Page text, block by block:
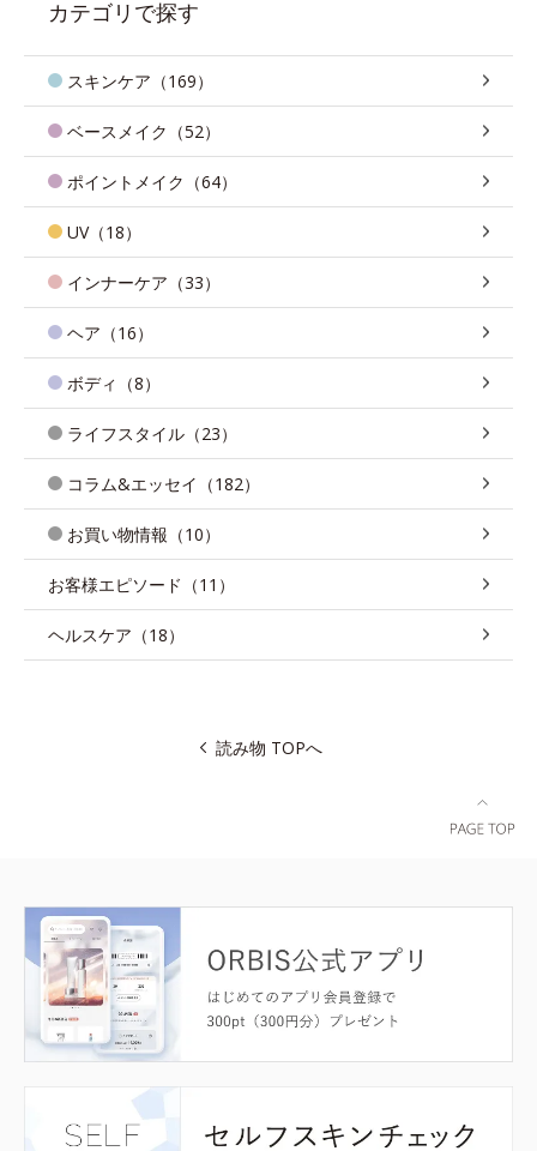
カテゴリで探す
スキンケア（169）
ベースメイク（52）
ポイントメイク（64）
UV（18）
インナーケア（33）
ヘア（16）
ボディ（8）
ライフスタイル（23）
コラム&エッセイ（182）
お買い物情報（10）
お客様エピソード（11）
ヘルスケア（18）
読み物 TOPへ